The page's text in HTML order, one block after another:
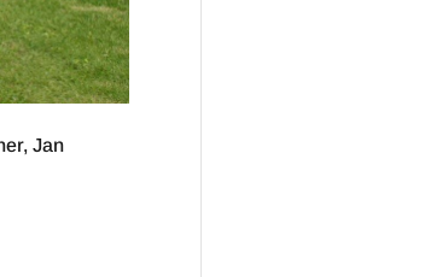
Jan